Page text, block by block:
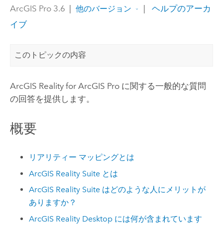
ArcGIS Pro 3.6 | 他のバージョン |
ヘルプのアーカ
イブ
このトピックの内容
ArcGIS Reality for ArcGIS Proに関する一般的な質問
の回答を提供します。
概要
リアリティー マッピングとは
ArcGIS Reality Suite とは
ArcGIS Reality Suite はどのような人にメリットが
ありますか？
ArcGIS Reality Desktop には何が含まれています